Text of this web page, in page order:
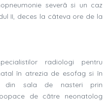
severã si un caz
II, deces la câteva ore de la
radiologi pentru
în atrezia de esofag si în
din sala de nasteri prin
de cãtre neonatolog